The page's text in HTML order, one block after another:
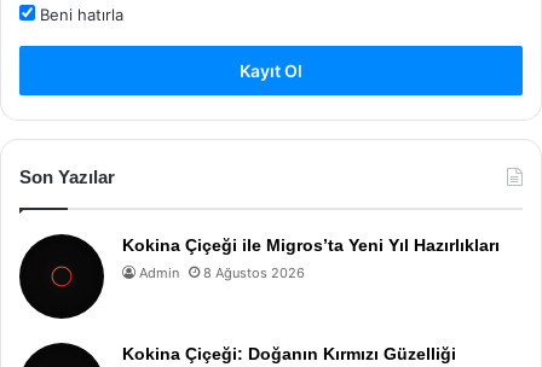
Beni hatırla
Kayıt Ol
Son Yazılar
Kokina Çiçeği ile Migros’ta Yeni Yıl Hazırlıkları
Admin 8 Ağustos 2026
Kokina Çiçeği: Doğanın Kırmızı Güzelliği